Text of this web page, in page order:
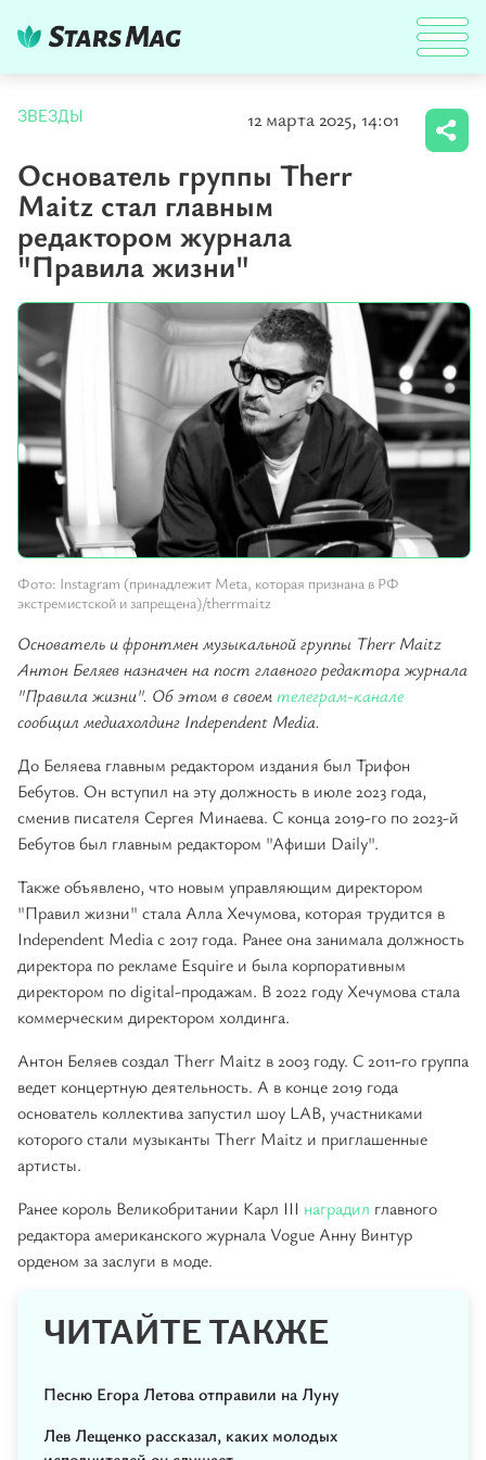
ЗВЕЗДЫ 12 марта 2025, 14:01
Основатель группы Therr
Maitz стал главным
редактором журнала
"Правила жизни"
Фото: Instagram (принадлежит Meta, которая признана в РФ
экстремистской и запрещена)/therrmaitz
Основатель и фронтмен музыкальной группы Therr Maitz
Антон Беляев назначен на пост главного редактора журнала
"Правила жизни". Об этом в своемтелеграм-канале
сообщил медиахолдинг Independent Media.
До Беляева главным редактором издания был Трифон
Бебутов. Он вступил на эту должность в июле 2023 года,
сменив писателя Сергея Минаева. С конца 2019-го по 2023-й
Бебутов был главным редактором "Афиши Daily".
Также объявлено, что новым управляющим директором
"Правил жизни" стала Алла Хечумова, которая трудится в
Independent Media с 2017 года. Ранее она занимала должность
директора по рекламе Esquire и была корпоративным
директором по digital-продажам. В 2022 году Хечумова стала
коммерческим директором холдинга.
Антон Беляев создал Therr Maitz в 2003 году. С 2011-го группа
ведет концертную деятельность. А в конце 2019 года
основатель коллектива запустил шоу LAB, участниками
которого стали музыканты Therr Maitz и приглашенные
артисты.
Ранее король Великобритании Карл III наградил главного
редактора американского журнала Vogue Анну Винтур
орденом за заслуги в моде.
ЧИТАЙТЕ ТАКЖЕ
Песню Егора Летова отправили на Луну
Лев Лещенко рассказал, каких молодых